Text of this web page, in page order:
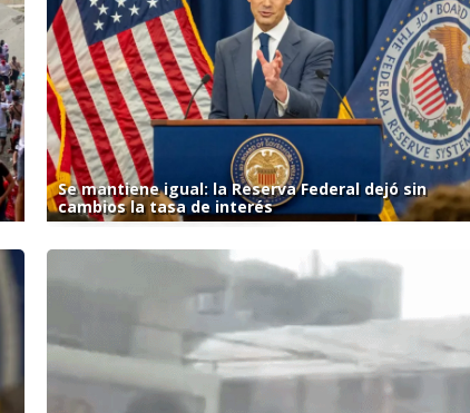
Se mantiene igual: la Reserva Federal dejó sin
cambios la tasa de interés